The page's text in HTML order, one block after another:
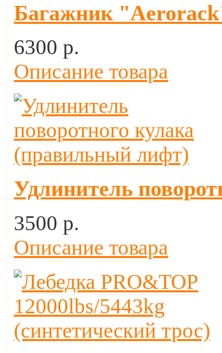
Багажник
6300 p.
Описание товара
Удлинитель
3500 p.
Описание товара